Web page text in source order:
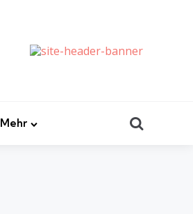
Mehr